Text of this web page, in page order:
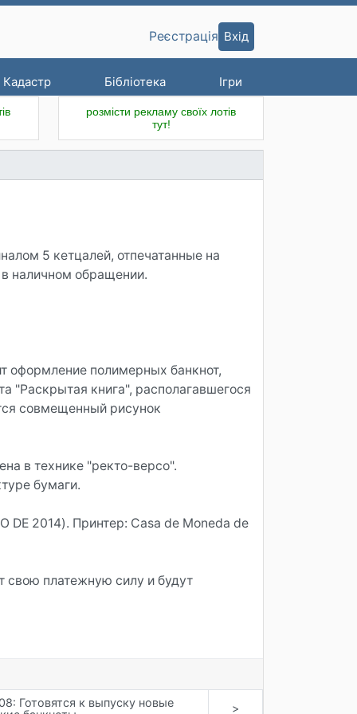
Кадастр Бібліотека Ігри
Реєстрація Вхід
розмісти рекламу своїх лотів
тут!
5 кетцалей, отпечатанные на
наличном обращении.
оформление полимерных банкнот,
"Раскрытая книга", располагавшегося
совмещенный рисунок
в технике "ректо-версо".
бумаги.
DE 2014). Принтер: Casa de Moneda de
платежную силу и будут
Готовятся к выпуску новые
>